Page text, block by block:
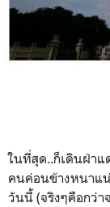
ในที่สุด..ก็เดินฝ่าแ
คนค่อนข้างหนาแ
วันนี้ (จริงๆคือกว่า